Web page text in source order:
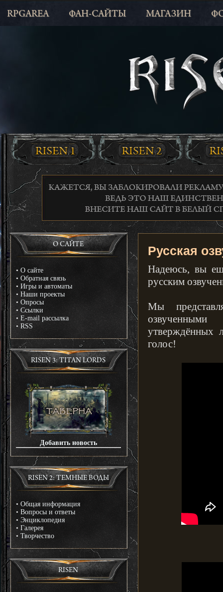
RPGAREA ФАН-САЙТЫ МАГАЗИН
О САЙТЕ
• О сайте
• Обратная связь
• Игры и автоматы
• Наши проекты
• Опросы
• Ссылки
• E-mail рассылка
• RSS
RISEN 3: TITAN LORDS
Добавить новость
RISEN 2: ТЕМНЫЕ ВОДЫ
• Общая информация
• Вопросы и ответы
• Энциклопедия
• Галерея
• Творчество
RISEN
Русская
Надеюсь, вы
русским
Мы
утверждённых
голос!